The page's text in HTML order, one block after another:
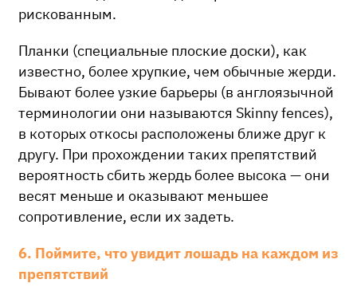
рискованным.
Планки (специальные плоские доски), как
известно, более хрупкие, чем обычные жерди.
Бывают более узкие барьеры (в англоязычной
терминологии они называются Skinny fences),
в которых откосы расположены ближе друг к
другу. При прохождении таких препятствий
вероятность сбить жердь более высока — они
весят меньше и оказывают меньшее
сопротивление, если их задеть.
6. Поймите, что увидит лошадь на каждом из
препятствий